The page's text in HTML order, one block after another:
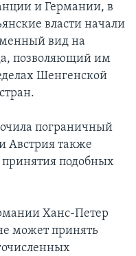
и Германии, в
власти начали
вид на
позволяющий им
Шенгенской
пограничный
Австрия также
подобных
Ханс-Петер
может принять